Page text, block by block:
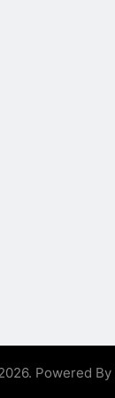
Powered By